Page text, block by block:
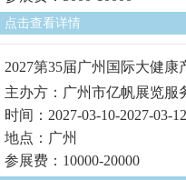
点击查看详情
2027第35届广州国际大健康
主办方：广州市亿帆展览服
时间：2027-03-10-2027-03-12
地点：广州
参展费：10000-20000